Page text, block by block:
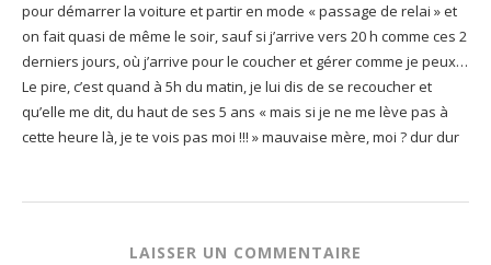
pour démarrer la voiture et partir en mode « passage de relai » et
on fait quasi de même le soir, sauf si j’arrive vers 20 h comme ces 2
derniers jours, où j’arrive pour le coucher et gérer comme je peux…
Le pire, c’est quand à 5h du matin, je lui dis de se recoucher et
qu’elle me dit, du haut de ses 5 ans « mais si je ne me lève pas à
cette heure là, je te vois pas moi !!! » mauvaise mère, moi ? dur dur
LAISSER UN COMMENTAIRE